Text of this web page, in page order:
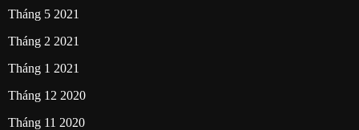
Tháng 5 2021
Tháng 2 2021
Tháng 1 2021
Tháng 12 2020
Tháng 11 2020